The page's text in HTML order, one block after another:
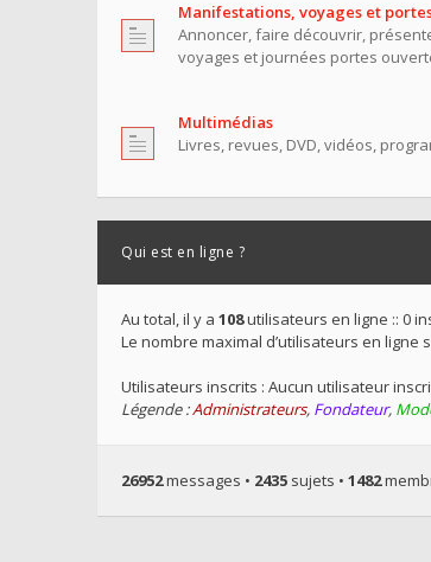
Manifestations, voyages et
Annoncer, faire découvrir,
voyages et journées portes
Multimédias
Livres, revues, DVD, vidéos,
Qui est en ligne ?
Au total, il y a 108utilisateurs en ligne :: 0
Le nombre maximal d’utilisateurs en ligne
Utilisateurs inscrits : Aucun utilisateur
Légende :Administrateurs, Fondateur,
26952messages • 2435 sujets • 1482